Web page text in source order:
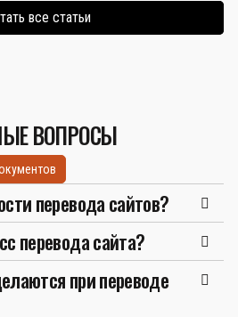
все статьи
ВОПРОСЫ
перевода сайтов?
перевода сайта?
при переводе